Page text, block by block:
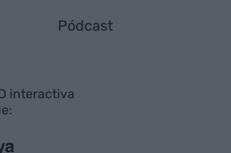
Pódcast
interactiva